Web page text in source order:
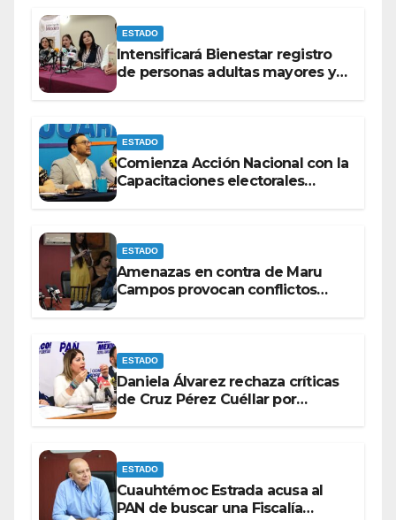
ESTADO
Intensificará Bienestar registro
de personas adultas mayores y
ESTADO
Comienza Acción Nacional con la
Capacitaciones electorales
ESTADO
Amenazas en contra de Maru
Campos provocan conflictos
ESTADO
Daniela Álvarez rechaza críticas
de Cruz Pérez Cuéllar por
ESTADO
Cuauhtémoc Estrada acusa al
PAN de buscar una Fiscalía